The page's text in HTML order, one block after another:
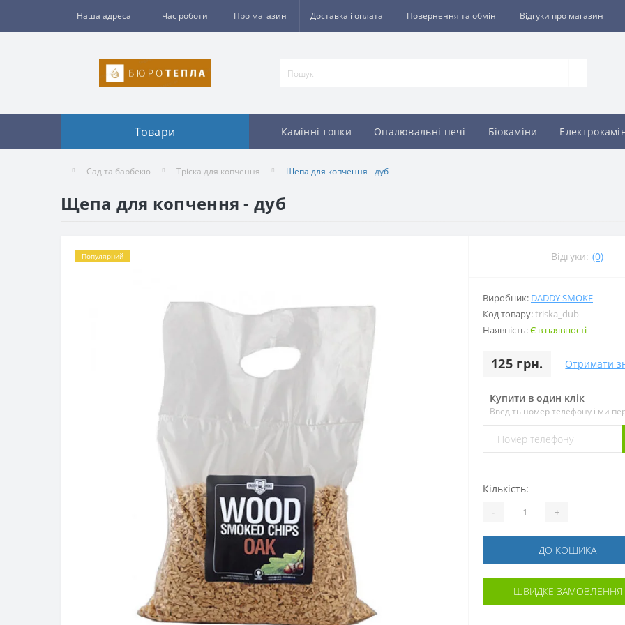
Наша адреса Час роботи Про магазин Доставка і оплата Повернення та обмін Відгуки про магазин
Товари Камінні топки Опалювальні печі Біокаміни
Сад та барбекю Тріска для копчення Щепа для копчення - дуб
Щепа для копчення - дуб
Популярний Відгуки: (0)
Виробник: DADDY SMOKE
Код товару:trіska_dub
Наявність:Є в наявності
125 грн. Отримати
Купити в один клік
Введіть номер телефону і ми
Кількість:
- +
ДО КОШИКА
ШВИДКЕ ЗАМОВЛЕННЯ